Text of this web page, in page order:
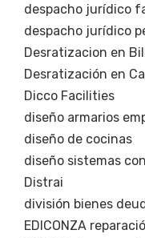
despacho jurídico
despacho jurídico
Desratizacion en
Desratización en
Dicco Facilities
diseño armarios
diseño de cocinas
diseño sistemas
Distrai
división bienes
EDICONZA